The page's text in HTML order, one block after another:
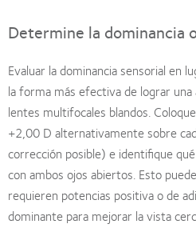
Determine la dominancia
Evaluar la dominancia sensorial en
la forma más efectiva de lograr
lentes multifocales blandos.
+2,00 D alternativamente sobre
corrección posible) e identifique
con ambos ojos abiertos. Esto
requieren potencias positiva o de
dominante para mejorar la vista